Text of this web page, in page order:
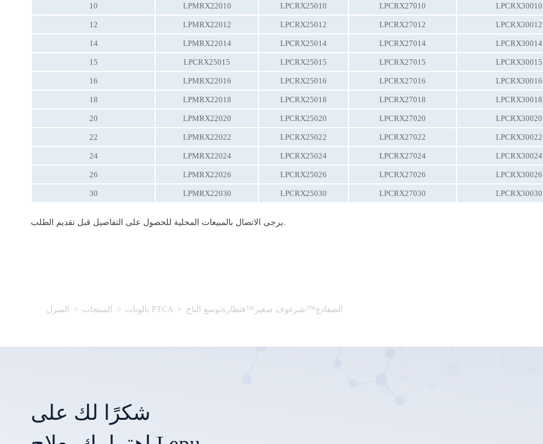
10 LPMRX22010 LPCRX25010 LPCRX27010 LPCRX30010
12 LPMRX22012 LPCRX25012 LPCRX27012 LPCRX30012
14 LPMRX22014 LPCRX25014 LPCRX27014 LPCRX30014
15 LPCRX25015 LPCRX25015 LPCRX27015 LPCRX30015
16 LPMRX22016 LPCRX25016 LPCRX27016 LPCRX30016
18 LPMRX22018 LPCRX25018 LPCRX27018 LPCRX30018
20 LPMRX22020 LPCRX25020 LPCRX27020 LPCRX30020
22 LPMRX22022 LPCRX25022 LPCRX27022 LPCRX30022
24 LPMRX22024 LPCRX25024 LPCRX27024 LPCRX30024
26 LPMRX22026 LPCRX25026 LPCRX27026 LPCRX30026
30 LPMRX22030 LPCRX25030 LPCRX27030 LPCRX30030
المنزل > المنتجات > بالونات PTCA > الضفادع™/شرغوف صغير™قثطارةتوسع التاج
شكرًا لك على